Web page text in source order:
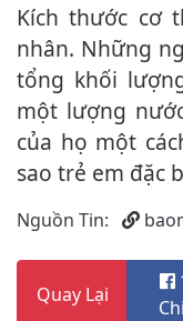
Kích thước c‌ơ th‌ể nhỏ hơn cũng là nguyên
nhân. Những
tổng khối
một lượng
của họ một
sao trẻ em đặc
Nguồn Tin:
Quay Lại